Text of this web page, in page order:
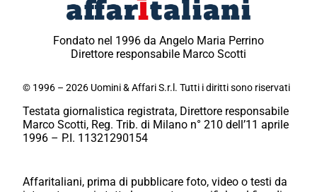
Fondato nel 1996 da Angelo Maria Perrino
Direttore responsabile Marco Scotti
© 1996 – 2026 Uomini & Affari S.r.l. Tutti i diritti sono riservati
Testata giornalistica registrata, Direttore responsabile
Marco Scotti, Reg. Trib. di Milano n° 210 dell’11 aprile
1996 – P.I. 11321290154
Affaritaliani, prima di pubblicare foto, video o testi da